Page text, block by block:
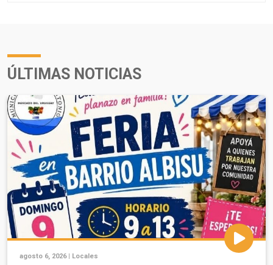
ÚLTIMAS NOTICIAS
agosto 6, 2026 | Locales